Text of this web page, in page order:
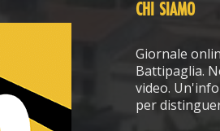
CHI SIAMO
Giornale
Battipaglia.
video.
per